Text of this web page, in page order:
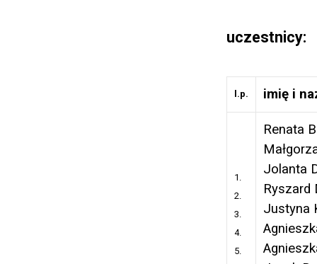
uczestnicy:
l.p. imię i
1.
2.
3.
4.
5.
Renata
Jolanta
Ryszard
Justyna